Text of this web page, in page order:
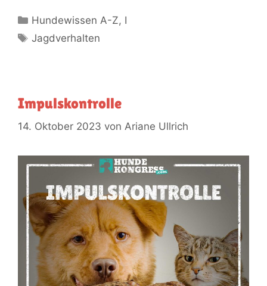
Hundewissen A-Z, I
Jagdverhalten
Impulskontrolle
14. Oktober 2023 von Ariane Ullrich